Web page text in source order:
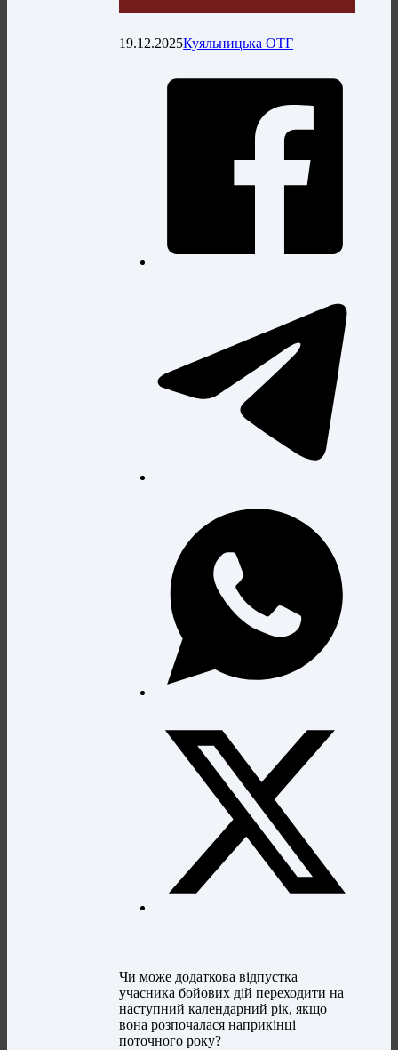
19.12.2025Куяльницька ОТГ
Чи може додаткова відпустка
учасника бойових дій переходити на
наступний календарний рік, якщо
вона розпочалася наприкінці
поточного року?